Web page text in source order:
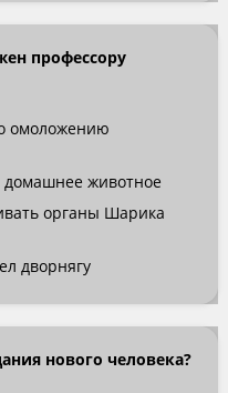
профессору
омоложению
домашнее животное
органы Шарика
дворнягу
нового человека?